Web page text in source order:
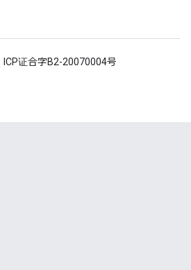
ICP证合字B2-20070004号